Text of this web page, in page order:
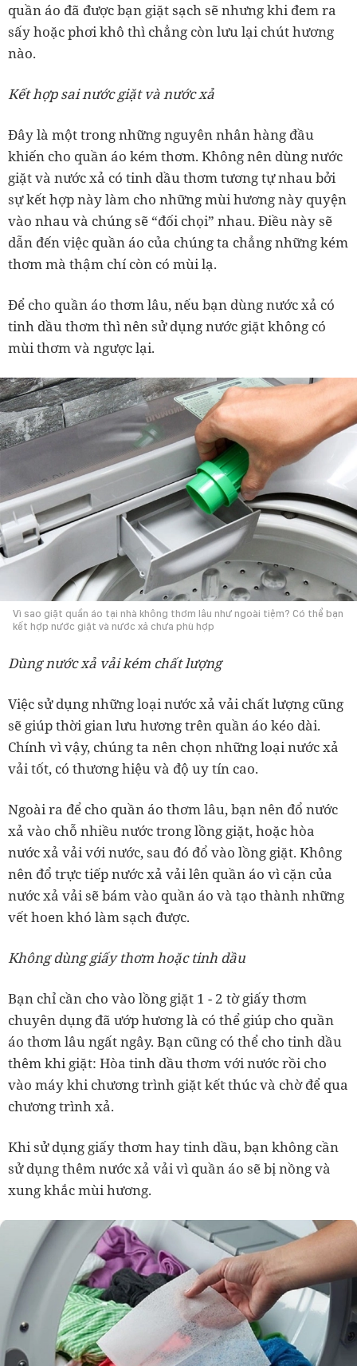
quần áo đã được bạn giặt sạch sẽ nhưng khi đem ra
sấy hoặc phơi khô thì chẳng còn lưu lại chút hương
nào.
Kết hợp sai nước giặt và nước xả
Đây là một trong những nguyên nhân hàng đầu
khiến cho quần áo kém thơm. Không nên dùng nước
giặt và nước xả có tinh dầu thơm tương tự nhau bởi
sự kết hợp này làm cho những mùi hương này quyện
vào nhau và chúng sẽ “đối chọi” nhau. Điều này sẽ
dẫn đến việc quần áo của chúng ta chẳng những kém
thơm mà thậm chí còn có mùi lạ.
Để cho quần áo thơm lâu, nếu bạn dùng nước xả có
tinh dầu thơm thì nên sử dụng nước giặt không có
mùi thơm và ngược lại.
Vì sao giặt quần áo tại nhà không thơm lâu như ngoài tiệm? Có thể bạn
kết hợp nước giặt và nước xả chưa phù hợp
Dùng nước xả vải kém chất lượng
Việc sử dụng những loại nước xả vải chất lượng cũng
sẽ giúp thời gian lưu hương trên quần áo kéo dài.
Chính vì vậy, chúng ta nên chọn những loại nước xả
vải tốt, có thương hiệu và độ uy tín cao.
Ngoài ra để cho quần áo thơm lâu, bạn nên đổ nước
xả vào chỗ nhiều nước trong lồng giặt, hoặc hòa
nước xả vải với nước, sau đó đổ vào lồng giặt. Không
nên đổ trực tiếp nước xả vải lên quần áo vì cặn của
nước xả vải sẽ bám vào quần áo và tạo thành những
vết hoen khó làm sạch được.
Không dùng giấy thơm hoặc tinh dầu
Bạn chỉ cần cho vào lồng giặt 1 - 2 tờ giấy thơm
chuyên dụng đã ướp hương là có thể giúp cho quần
áo thơm lâu ngất ngây. Bạn cũng có thể cho tinh dầu
thêm khi giặt: Hòa tinh dầu thơm với nước rồi cho
vào máy khi chương trình giặt kết thúc và chờ để qua
chương trình xả.
Khi sử dụng giấy thơm hay tinh dầu, bạn không cần
sử dụng thêm nước xả vải vì quần áo sẽ bị nồng và
xung khắc mùi hương.